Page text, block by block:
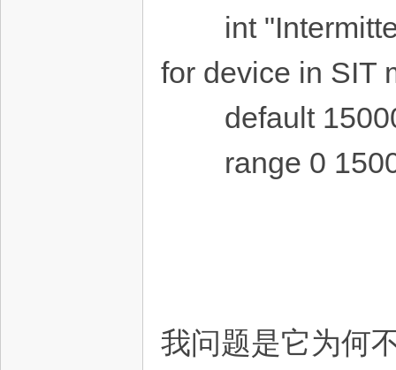
int
for device in SIT
default
range 0
我问题是它为何